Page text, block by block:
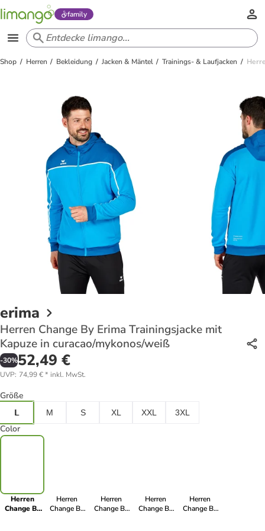
family
Shop Herren Bekleidung Jacken & Mäntel Trainings- & Laufjacken
erima
Herren Change By Erima Trainingsjacke mit
Kapuze in curacao/mykonos/weiß
-30%52,49 €
UVP: 74,99 €* inkl. MwSt.
Größe
L M S XL XXL 3XL
Color
Herren
Change By
Herren
Change By
Herren
Change By
Herren
Change By
Herren
Change By